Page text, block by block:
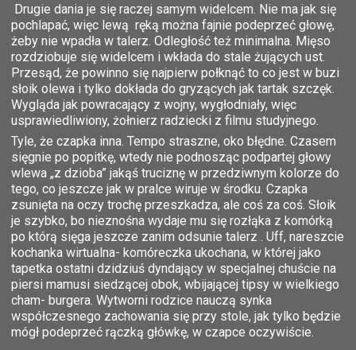
Drugie dania je się raczej samym widelcem. Nie ma jak się
pochlapać, więc lewą ręką można fajnie podeprzeć głowę,
żeby nie wpadła w talerz. Odległość też minimalna. Mięso
rozdziobuje się widelcem i wkłada do stale żujących ust.
Przesąd, że powinno się najpierw połknąć to co jest w buzi
słoik olewa i tylko dokłada do gryzących jak tartak szczęk.
Wygląda jak powracający z wojny, wygłodniały, więc
usprawiedliwiony, żołnierz radziecki z filmu studyjnego.
Tyle, że czapka inna. Tempo straszne, oko błędne. Czasem
sięgnie po popitkę, wtedy nie podnosząc podpartej głowy
wlewa „z dzioba” jakąś truciznę w przedziwnym kolorze do
tego, co jeszcze jak w pralce wiruje w środku. Czapka
zsunięta na oczy trochę przeszkadza, ale coś za coś. Słoik
je szybko, bo nieznośna wydaje mu się rozłąka z komórką
po którą sięga jeszcze zanim odsunie talerz . Uff, nareszcie
kochanka wirtualna- komóreczka ukochana, w której jako
tapetka ostatni dzidziuś dyndający w specjalnej chuście na
piersi mamusi siedzącej obok, wbijającej tipsy w wielkiego
cham- burgera. Wytworni rodzice nauczą synka
współczesnego zachowania się przy stole, jak tylko będzie
mógł podeprzeć rączką główkę, w czapce oczywiście.